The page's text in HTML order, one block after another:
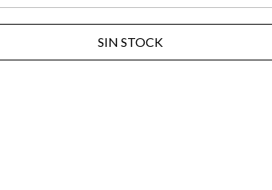
SIN STOCK